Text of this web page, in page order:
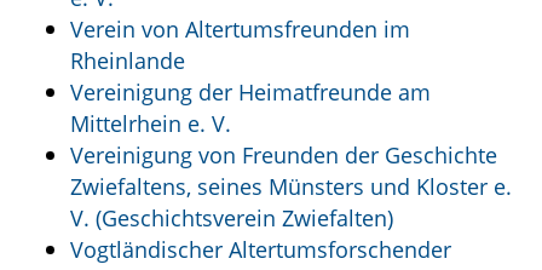
Verein von Altertumsfreunden im
Rheinlande
Vereinigung der Heimatfreunde am
Mittelrhein e. V.
Vereinigung von Freunden der Geschichte
Zwiefaltens, seines Münsters und Kloster e.
V. (Geschichtsverein Zwiefalten)
Vogtländischer Altertumsforschender